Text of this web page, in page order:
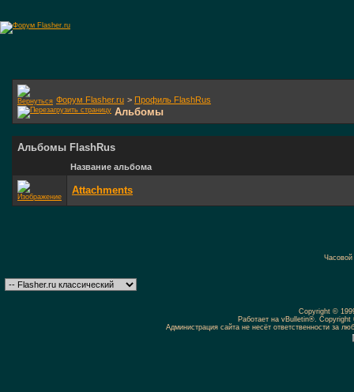
Форум Flasher.ru > Профиль FlashRus
Альбомы
Альбомы FlashRus
Название альбома
Attachments
Copyright ©
Работает на vBulletin®.
Администрация сайта не несёт ответственности за